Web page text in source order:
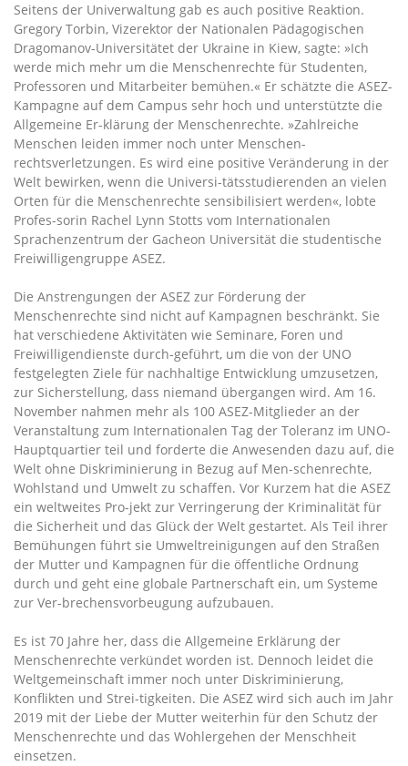
Seitens der Univerwaltung gab es auch positive Reaktion.
Gregory Torbin, Vizerektor der Nationalen Pädagogischen
Dragomanov-Universitätet der Ukraine in Kiew, sagte: »Ich
werde mich mehr um die Menschenrechte für Studenten,
Professoren und Mitarbeiter bemühen.« Er schätzte die ASEZ-
Kampagne auf dem Campus sehr hoch und unterstützte die
Allgemeine Er-klärung der Menschenrechte. »Zahlreiche
Menschen leiden immer noch unter Menschen-
rechtsverletzungen. Es wird eine positive Veränderung in der
Welt bewirken, wenn die Universi-tätsstudierenden an vielen
Orten für die Menschenrechte sensibilisiert werden«, lobte
Profes-sorin Rachel Lynn Stotts vom Internationalen
Sprachenzentrum der Gacheon Universität die studentische
Freiwilligengruppe ASEZ.
Die Anstrengungen der ASEZ zur Förderung der
Menschenrechte sind nicht auf Kampagnen beschränkt. Sie
hat verschiedene Aktivitäten wie Seminare, Foren und
Freiwilligendienste durch-geführt, um die von der UNO
festgelegten Ziele für nachhaltige Entwicklung umzusetzen,
zur Sicherstellung, dass niemand übergangen wird. Am 16.
November nahmen mehr als 100 ASEZ-Mitglieder an der
Veranstaltung zum Internationalen Tag der Toleranz im UNO-
Hauptquartier teil und forderte die Anwesenden dazu auf, die
Welt ohne Diskriminierung in Bezug auf Men-schenrechte,
Wohlstand und Umwelt zu schaffen. Vor Kurzem hat die ASEZ
ein weltweites Pro-jekt zur Verringerung der Kriminalität für
die Sicherheit und das Glück der Welt gestartet. Als Teil ihrer
Bemühungen führt sie Umweltreinigungen auf den Straßen
der Mutter und Kampagnen für die öffentliche Ordnung
durch und geht eine globale Partnerschaft ein, um Systeme
zur Ver-brechensvorbeugung aufzubauen.
Es ist 70 Jahre her, dass die Allgemeine Erklärung der
Menschenrechte verkündet worden ist. Dennoch leidet die
Weltgemeinschaft immer noch unter Diskriminierung,
Konflikten und Strei-tigkeiten. Die ASEZ wird sich auch im Jahr
2019 mit der Liebe der Mutter weiterhin für den Schutz der
Menschenrechte und das Wohlergehen der Menschheit
einsetzen.